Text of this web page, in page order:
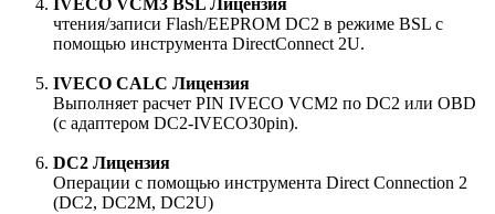
IVECO VCM3 BSL Лицензия
чтения/записи Flash/EEPROM DC2 в режиме BSL с
помощью инструмента DirectConnect 2U.
IVECO CALC Лицензия
Выполняет расчет PIN IVECO VCM2 по DC2 или OBD
(с адаптером DC2-IVECO30pin).
DC2 Лицензия
Операции с помощью инструмента Direct Connection 2
(DC2, DC2M, DC2U)